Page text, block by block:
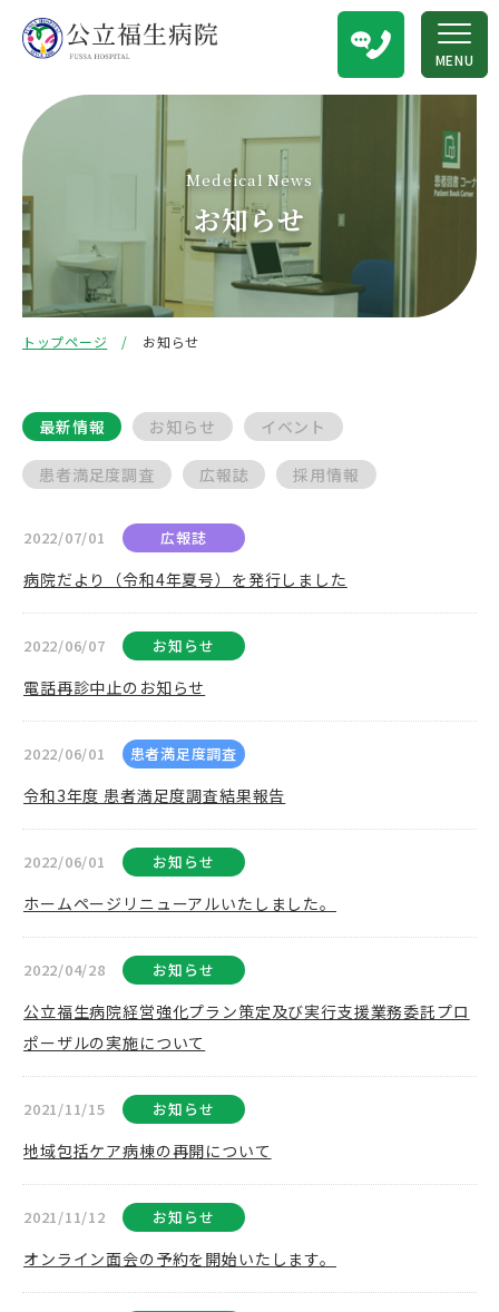
MENU
Medeical News
お知らせ
トップページ お知らせ
最新情報 お知らせ イベント
患者満足度調査 広報誌 採用情報
2022/07/01 広報誌
病院だより（令和4年夏号）を発行しました
2022/06/07 お知らせ
電話再診中止のお知らせ
2022/06/01 患者満足度調査
令和3年度 患者満足度調査結果報告
2022/06/01 お知らせ
ホームページリニューアルいたしました。
2022/04/28 お知らせ
公立福生病院経営強化プラン策定及び実行支援業務委託プロ
ポーザルの実施について
2021/11/15 お知らせ
地域包括ケア病棟の再開について
2021/11/12 お知らせ
オンライン面会の予約を開始いたします。